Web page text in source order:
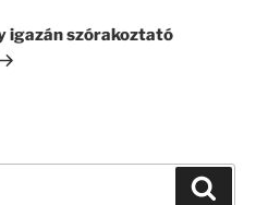
igazán szórakoztató